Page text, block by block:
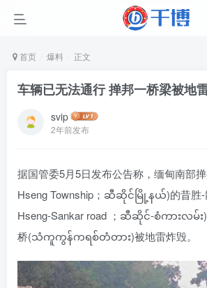
首页 爆料 正文
车辆已无法通行 掸邦一桥梁被地
svip
2年前发布
据国管委5月5日发布公告称，缅甸南部
Hseng Township；ဆီဆိုင်မြို့နယ်)的昔胜-
Hseng-Sankar road ；ဆီဆိုင်-စံကားလမ်း)
桥(သံကူကွန်ကရစ်တံတား)被地雷炸毁。